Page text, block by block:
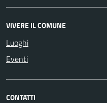
VIVERE IL COMUNE
Luoghi
Eventi
CONTATTI